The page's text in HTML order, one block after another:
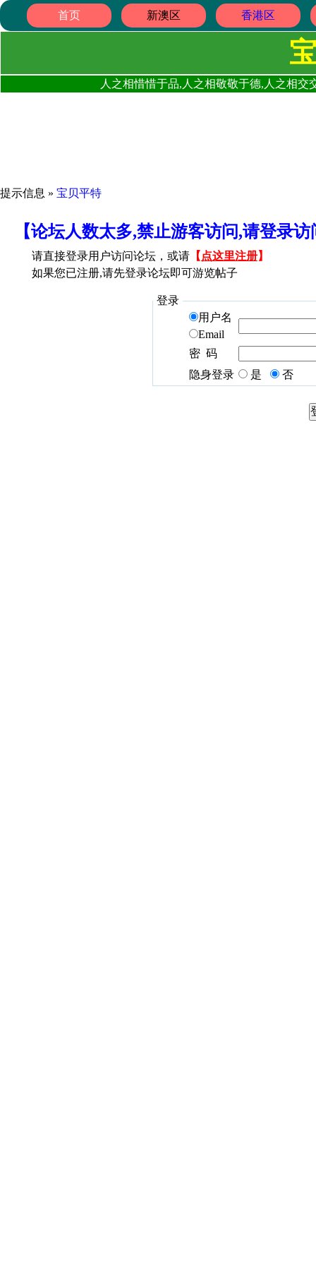
首页 新澳区 香港区
人之相惜惜于品,人之相敬敬于德,人之相
提示信息 » 宝贝平特
【论坛人数太多,禁止游客访问,请登录
请直接登录用户访问论坛，或请 【 点这里注册】
如果您已注册,请先登录论坛即可游览帖子
登录
用户名
Email
密 码
隐身登录
是 否